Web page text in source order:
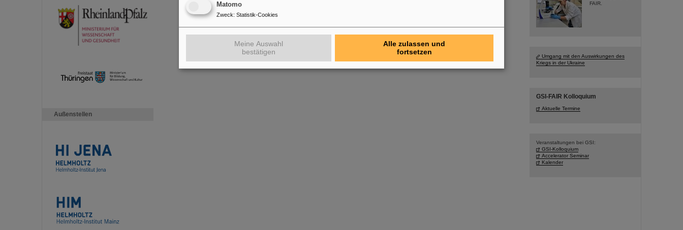
Außenstellen
FAIR.
Umgang mit den Auswirkungen des
Kriegs in der Ukraine
GSI-FAIR Kolloquium
Aktuelle Termine
Veranstaltungen bei GSI:
GSI-Kolloquium
Accelerator Seminar
Kalender
Matomo
Zweck: Statistik-Cookies
Meine Auswahl
bestätigen
Alle zulassen und
fortsetzen